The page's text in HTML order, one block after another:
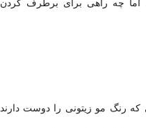
چه راهی برای برطرف کردن
که رنگ مو زیتونی را دوست دارند